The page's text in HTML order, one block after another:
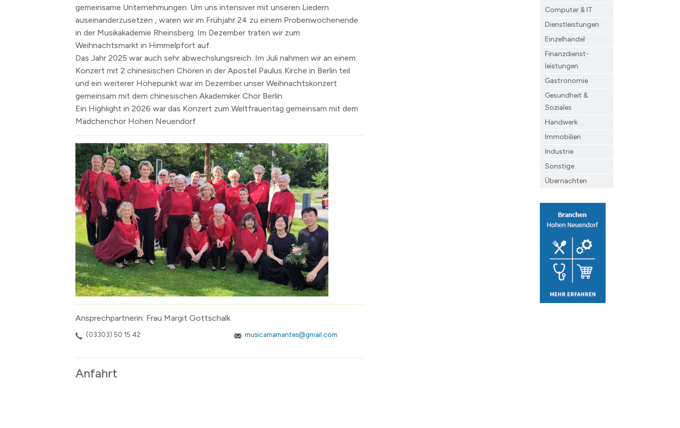
Die S-Bahn
Inhalte anzeigen
Altes Künstlerverzeichnis
Skulpturen Boulevard
gemeinsame Unternehmungen. Um uns intensiver mit unseren Liedern
auseinanderzusetzen , waren wir im Frühjahr 24 zu einem Probenwochenende
in der Musikakademie Rheinsberg. Im Dezember traten wir zum
Weihnachtsmarkt in Himmelpfort auf.
Das Jahr 2025 war auch sehr abwechslungsreich. Im Juli nahmen wir an einem
Konzert mit 2 chinesischen Chören in der Apostel Paulus Kirche in Berlin teil
und ein weiterer Höhepunkt war im Dezember unser Weihnachtskonzert
gemeinsam mit dem chinesischen Akademiker Chor Berlin.
Ein Highlight in 2026 war das Konzert zum Weltfrauentag gemeinsam mit dem
Mädchenchor Hohen Neuendorf.
Ansprechpartnerin: Frau Margit Gottschalk
(03303) 50 15 42 musicamamantes@gmail.com
Anfahrt
Computer & IT
Dienstleistungen
Einzelhandel
Finanzdienst­
leistungen
Gastronomie
Gesundheit &
Soziales
Handwerk
Immobilien
Industrie
Sonstige
Übernachten